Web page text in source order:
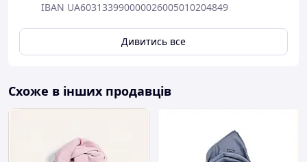
IBAN UA603133990000026005010204849
Дивитись все
Схоже в інших продавців